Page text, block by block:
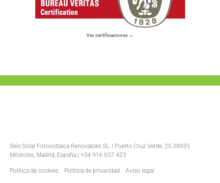
Ver certificaciones →
Seis Solar Fotovoltaica Renovables SL. | Puerto Cruz Verde, 25 28935
Móstoles, Madrid, España | +34 916 657 423
Política de cookies Política de privacidad Aviso legal